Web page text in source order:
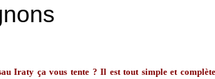
Iraty ça vous tente ? Il est tout simple et